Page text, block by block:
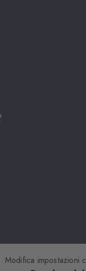
Modifica impostazioni